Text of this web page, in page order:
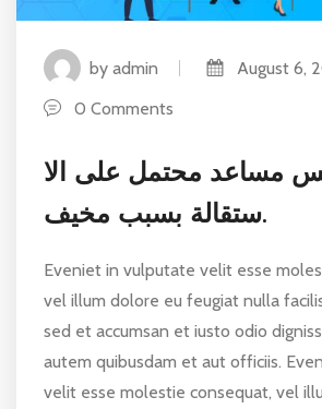
by admin
August 6,
0 Comments
مساعد محتمل على الا
ستقالة بسبب مخيف.
Eveniet in vulputate velit esse
vel illum dolore eu feugiat nulla
sed et accumsan et iusto odio
autem quibusdam et aut officiis.
velit esse molestie consequat, vel